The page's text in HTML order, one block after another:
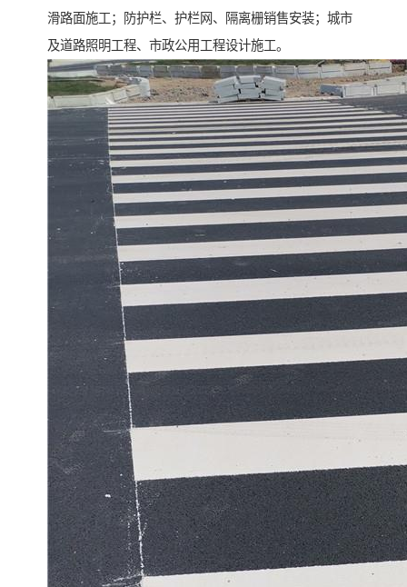
滑路面施工；防护栏、护栏网、隔离栅销售安装；城市
及道路照明工程、市政公用工程设计施工。